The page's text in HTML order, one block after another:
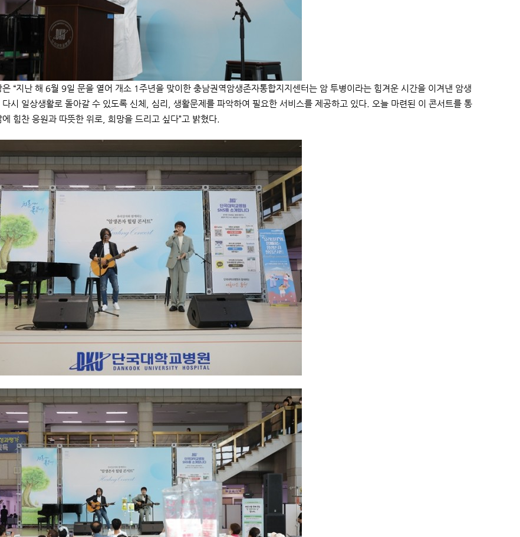
은 “지난 해 6월 9일 문을 열어 개소 1주년을 맞이한 충남권역암생존자통합지지센터는 암 투병이라는 힘겨운 시간을 이겨낸 암생
시 일상생활로 돌아갈 수 있도록 신체, 심리, 생활문제를 파악하여 필요한 서비스를 제공하고 있다. 오늘 마련된 이 콘서트를 통
힘찬 응원과 따뜻한 위로, 희망을 드리고 싶다”고 밝혔다.